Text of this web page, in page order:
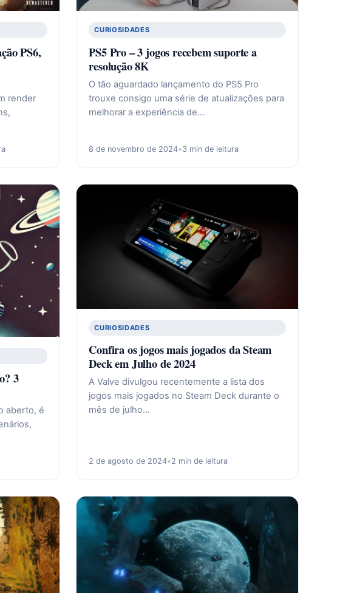
PS6,
render
CURIOSIDADES
PS5 Pro – 3 jogos recebem suporte a
resolução 8K
O tão aguardado lançamento do PS5 Pro
trouxe consigo uma série de atualizações para
melhorar a experiência de…
8 de novembro de 2024•3 min de leitura
3
aberto, é
CURIOSIDADES
Confira os jogos mais jogados da Steam
Deck em Julho de 2024
A Valve divulgou recentemente a lista dos
jogos mais jogados no Steam Deck durante o
mês de julho…
2 de agosto de 2024•2 min de leitura